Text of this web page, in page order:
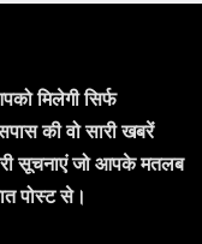
मिलेगी सिर्फ
की वो सारी खबरें
सूचनाएं जो आपके मतलब
पोस्ट से।